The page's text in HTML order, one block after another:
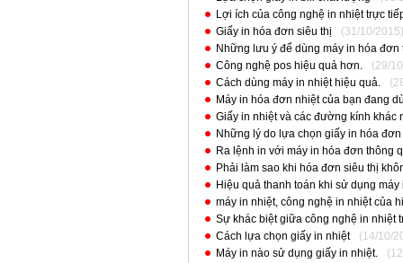
Lợi ích của công nghệ in nhiệt trực
Giấy in hóa đơn siêu thị
(31/10/2015)
Những lưu ý để dùng máy in hóa đơn
Công nghệ pos hiệu quả hơn.
(29/
Cách dùng máy in nhiệt hiệu quả.
Máy in hóa đơn nhiệt của bạn đang
Giấy in nhiệt và các đường kính khác
Những lý do lựa chọn giấy in hóa
Ra lệnh in với máy in hóa đơn thông
Phải làm sao khi hóa đơn siêu thị
Hiệu quả thanh toán khi sử dụng
máy in nhiệt, công nghệ in nhiệt của
Sự khác biệt giữa công nghệ in nhiệt
Cách lựa chọn giấy in nhiệt
(14/10/
Máy in nào sử dụng giấy in nhiệt.